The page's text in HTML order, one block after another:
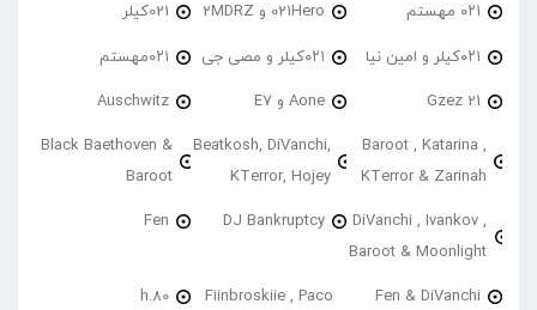
۰۲۱ مهستم 021Hero و 2MDRZ 021کیلر
۰۲۱کیلر و امین نیا ۰۲۱کیلر و مصی جی ۰۲۱مهستم
21 Gzez Aone و E7 Auschwitz
Baroot , Katarina ,
KTerror & Zarinah
Beatkosh, DiVanchi,
KTerror, Hojey
Black Baethoven &
Baroot
DiVanchi , Ivankov ,
Baroot & Moonlight
DJ Bankruptcy
Fen
Fen & DiVanchi
Fiinbroskiie , Paco
h.80